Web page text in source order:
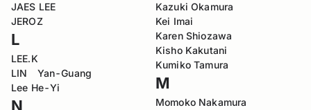
JAES LEE
JEROZ
L
LEE.K
LIN Yan-Guang
Lee He-Yi
N
Kazuki Okamura
Kei Imai
Karen Shiozawa
Kisho Kakutani
Kumiko Tamura
M
Momoko Nakamura